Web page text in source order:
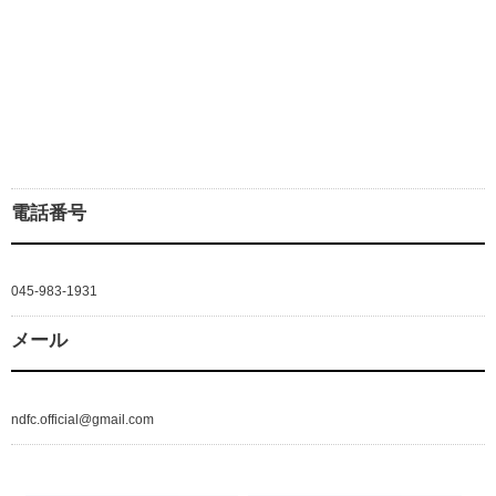
電話番号
045-983-1931
メール
ndfc.official@gmail.com